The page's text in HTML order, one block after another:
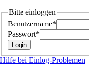
Bitte einloggen
Benutzername*
Passwort*
Hilfe bei Einlog-Problemen